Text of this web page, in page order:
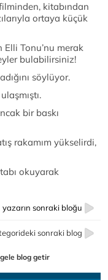
kitabından
ortaya küçük
Elli Tonu’nu merak
bulabilirsiniz!
söylüyor.
bir baskı
rakamım yükselirdi,
okuyarak
yazarın sonraki bloğu
sonraki blog
blog getir